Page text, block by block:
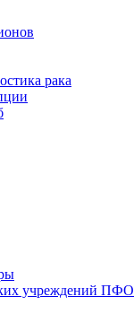
рака
учреждений ПФО